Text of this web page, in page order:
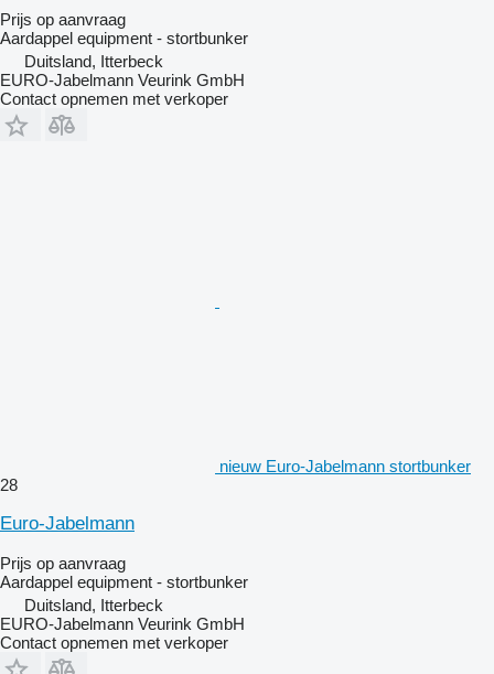
Prijs op aanvraag
Aardappel equipment - stortbunker
Duitsland, Itterbeck
EURO-Jabelmann Veurink GmbH
Contact opnemen met verkoper
nieuw Euro-Jabelmann stortbunker
28
Euro-Jabelmann
Prijs op aanvraag
Aardappel equipment - stortbunker
Duitsland, Itterbeck
EURO-Jabelmann Veurink GmbH
Contact opnemen met verkoper